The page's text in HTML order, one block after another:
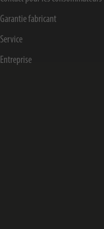
Garantie fabricant
Service
Entreprise